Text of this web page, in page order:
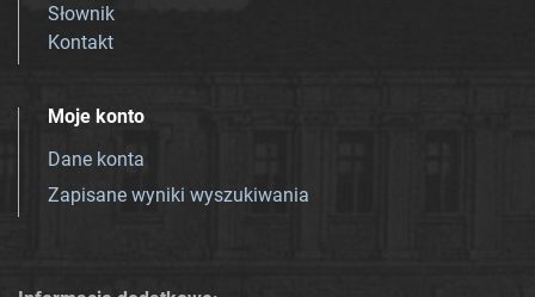
Słownik
Kontakt
Moje konto
Dane konta
Zapisane wyniki wyszukiwania